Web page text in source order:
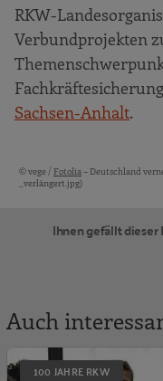
RKW-
Verbundprojekten
Sachsen-Anhalt.
Bildquellen und
© vege / Fotolia– Deutschland
_verlängert.jpg)
Ihnen gefällt dieser
Auch
100 JAHRE RKW